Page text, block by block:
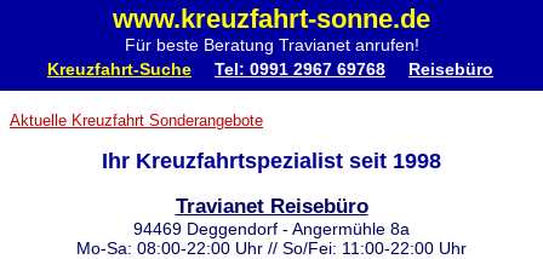
www.kreuzfahrt-sonne.de
Für beste Beratung Travianet anrufen!
Kreuzfahrt-Suche Tel: 0991 2967 69768 Reisebüro
Aktuelle Kreuzfahrt Sonderangebote
Ihr Kreuzfahrtspezialist seit 1998
Travianet Reisebüro
94469 Deggendorf - Angermühle 8a
Mo-Sa: 08:00-22:00 Uhr // So/Fei: 11:00-22:00 Uhr